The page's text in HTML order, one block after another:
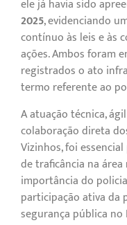
ele já havia sido
2025, evidenciando
contínuo às leis e às
ações. Ambos foram
registrados o ato
termo referente ao
A atuação técnica,
colaboração direta
Vizinhos, foi
de traficância na área
importância do
participação ativa da
segurança pública